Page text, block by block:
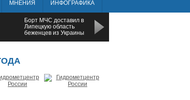
МНЕНИЯ ИНФОГРАФИКА
Борт МЧС доставил в
Липецкую область
беженцев из Украины